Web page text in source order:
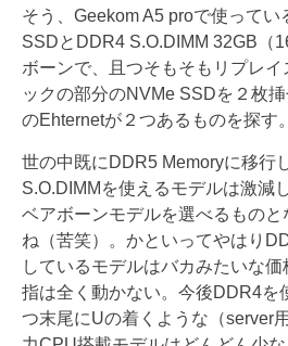
そう、Geekom A5 proで使って
SSDとDDR4 S.O.DIMM 32GB（
ボーンで、且つそもそもリプレ
ックの部分のNVMe SSDを２枚
のEhternetが２つあるものを探す。
世の中既にDDR5 Memoryに移行
S.O.DIMMを使えるモデルは激減
ベアボーンモデルを選べるもの
ね（苦笑）。かといってやはり
しているモデルはバカみたいな
指は全く動かない。今後DDR4を
つ末尾にUの着くような（server